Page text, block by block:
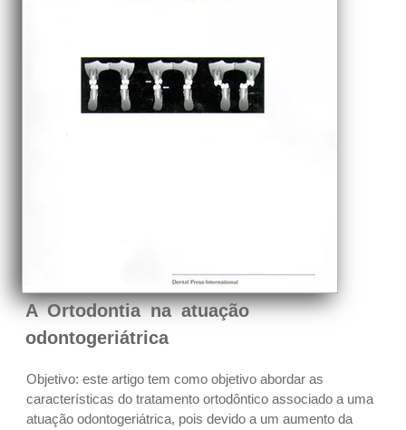
A Ortodontia na atuação
odontogeriátrica
Objetivo: este artigo tem como objetivo abordar as
características do tratamento ortodôntico associado a uma
atuação odontogeriátrica, pois devido a um aumento da